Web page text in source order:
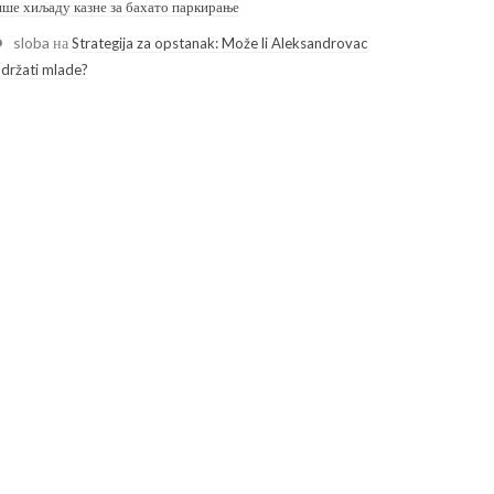
хиљаду казне за бахато паркирање
sloba наStrategija za opstanak: Može li Aleksandrovac
mlade?